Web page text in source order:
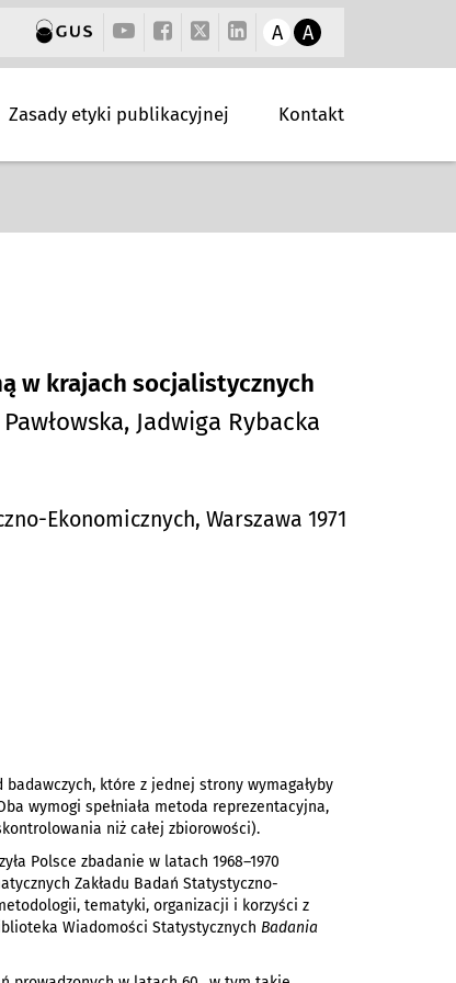
A A
Zasady etyki publikacyjnej Kontakt
w krajach socjalistycznych
Jadwiga Rybacka
Ekonomicznych, Warszawa 1971
które z jednej strony wymagałyby
wymogi spełniała metoda reprezentacyjna,
niż całej zbiorowości).
Polsce zbadanie w latach 1968–1970
Zakładu Badań Statystyczno-
tematyki, organizacji i korzyści z
Wiadomości Statystycznych Badania